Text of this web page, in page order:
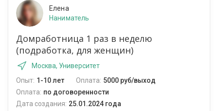
Елена
Наниматель
Домработница 1 раз в неделю
(подработка, для женщин)
Москва, Университет
Опыт: 1-10 лет Оплата: 5000 руб/выход
Оплата: по договоренности
Дата создания: 25.01.2024 года